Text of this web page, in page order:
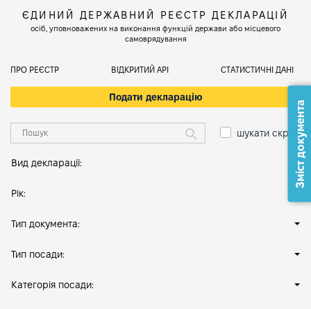
ЄДИНИЙ ДЕРЖАВНИЙ РЕЄСТР ДЕКЛАРАЦІЙ
осіб, уповноважених на виконання функцій держави або місцевого
самоврядування
ПРО РЕЄСТР ВІДКРИТИЙ АРІ СТАТИСТИЧНІ ДАНІ
Подати декларацію
шукати скрізь
Вид декларації:
Рік:
Тип документа:
Тип посади:
Категорія посади:
Зміст документа